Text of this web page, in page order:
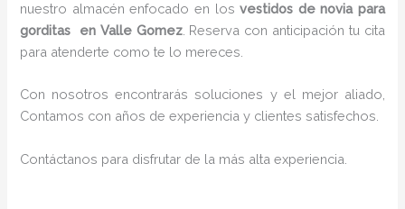
nuestro almacén enfocado en losvestidos de novia para
gorditas en Valle Gomez. Reserva con anticipación tu cita
para atenderte como te lo mereces.
Con nosotros encontrarás soluciones y el mejor aliado,
Contamos con años de experiencia y clientes satisfechos.
Contáctanos para disfrutar de la más alta experiencia.